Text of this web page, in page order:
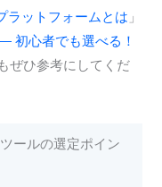
ラットフォームとは 」
初心者でも選べる！
ぜひ参考にしてくだ
ールの選定ポイン